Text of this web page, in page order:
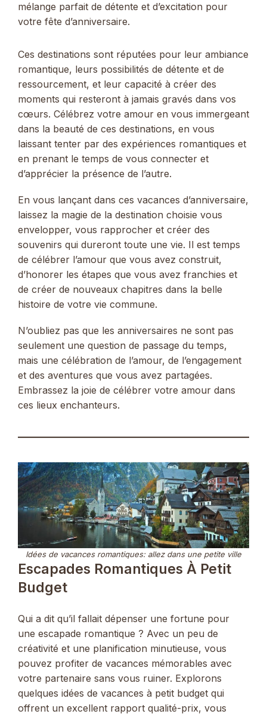
mélange parfait de détente et d’excitation pour
votre fête d’anniversaire.
Ces destinations sont réputées pour leur ambiance
romantique, leurs possibilités de détente et de
ressourcement, et leur capacité à créer des
moments qui resteront à jamais gravés dans vos
cœurs. Célébrez votre amour en vous immergeant
dans la beauté de ces destinations, en vous
laissant tenter par des expériences romantiques et
en prenant le temps de vous connecter et
d’apprécier la présence de l’autre.
En vous lançant dans ces vacances d’anniversaire,
laissez la magie de la destination choisie vous
envelopper, vous rapprocher et créer des
souvenirs qui dureront toute une vie. Il est temps
de célébrer l’amour que vous avez construit,
d’honorer les étapes que vous avez franchies et
de créer de nouveaux chapitres dans la belle
histoire de votre vie commune.
N’oubliez pas que les anniversaires ne sont pas
seulement une question de passage du temps,
mais une célébration de l’amour, de l’engagement
et des aventures que vous avez partagées.
Embrassez la joie de célébrer votre amour dans
ces lieux enchanteurs.
Idées de vacances romantiques: allez dans une petite ville
Escapades Romantiques À Petit
Budget
Qui a dit qu’il fallait dépenser une fortune pour
une escapade romantique ? Avec un peu de
créativité et une planification minutieuse, vous
pouvez profiter de vacances mémorables avec
votre partenaire sans vous ruiner. Explorons
quelques idées de vacances à petit budget qui
offrent un excellent rapport qualité-prix, vous